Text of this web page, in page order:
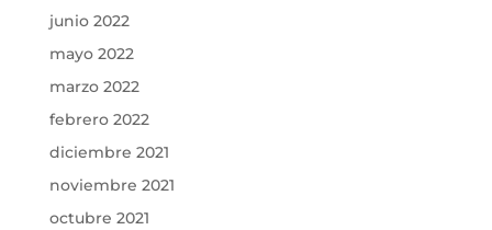
junio 2022
mayo 2022
marzo 2022
febrero 2022
diciembre 2021
noviembre 2021
octubre 2021